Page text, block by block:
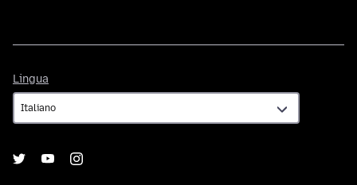
Lingua